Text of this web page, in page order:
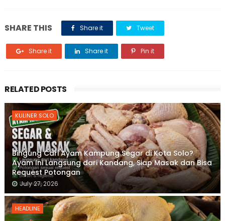
SHARE THIS Share it Tweet
Share it Share it Pin it
RELATED POSTS
KULINER SOLO
Bingung Cari Ayam Kampung Segar di Kota Solo?
Ayam Ini Langsung dari Kandang, Siap Masak dan Bisa
Request Potongan
July 27, 2026
HEADLINE